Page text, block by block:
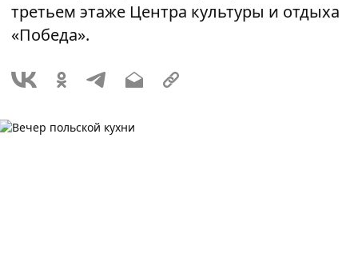
третьем этаже Центра культуры и отдыха
«Победа».